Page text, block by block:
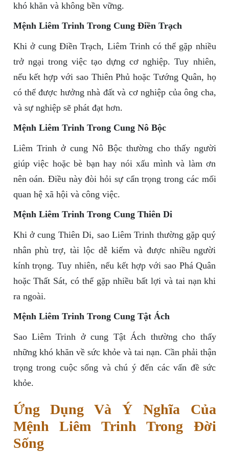
khó khăn và không bền vững.
Mệnh Liêm Trinh Trong Cung Điền Trạch
Khi ở cung Điền Trạch, Liêm Trinh có thể gặp nhiều
trở ngại trong việc tạo dựng cơ nghiệp. Tuy nhiên,
nếu kết hợp với sao Thiên Phủ hoặc Tướng Quân, họ
có thể được hưởng nhà đất và cơ nghiệp của ông cha,
và sự nghiệp sẽ phát đạt hơn.
Mệnh Liêm Trinh Trong Cung Nô Bộc
Liêm Trinh ở cung Nô Bộc thường cho thấy người
giúp việc hoặc bè bạn hay nói xấu mình và làm ơn
nên oán. Điều này đòi hỏi sự cẩn trọng trong các mối
quan hệ xã hội và công việc.
Mệnh Liêm Trinh Trong Cung Thiên Di
Khi ở cung Thiên Di, sao Liêm Trinh thường gặp quý
nhân phù trợ, tài lộc dễ kiếm và được nhiều người
kính trọng. Tuy nhiên, nếu kết hợp với sao Phá Quân
hoặc Thất Sát, có thể gặp nhiều bất lợi và tai nạn khi
ra ngoài.
Mệnh Liêm Trinh Trong Cung Tật Ách
Sao Liêm Trinh ở cung Tật Ách thường cho thấy
những khó khăn về sức khỏe và tai nạn. Cần phải thận
trọng trong cuộc sống và chú ý đến các vấn đề sức
khỏe.
Ứng Dụng Và Ý Nghĩa Của
Mệnh Liêm Trinh Trong Đời
Sống